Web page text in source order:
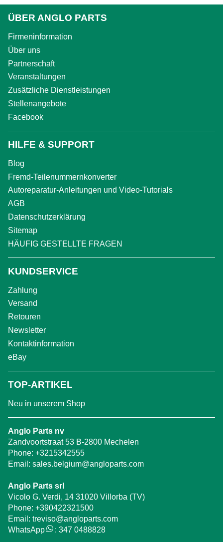
ÜBER ANGLO PARTS
Firmeninformation
Über uns
Partnerschaft
Veranstaltungen
Zusätzliche Dienstleistungen
Stellenangebote
Facebook
HILFE & SUPPORT
Blog
Fremd-Teilenummernkonverter
Autoreparatur-Anleitungen und Video-Tutorials
AGB
Datenschutzerklärung
Sitemap
HÄUFIG GESTELLTE FRAGEN
KUNDSERVICE
Zahlung
Versand
Retouren
Newsletter
Kontaktinformation
eBay
TOP-ARTIKEL
Neu in unserem Shop
Anglo Parts nv
Zandvoortstraat 53 B-2800 Mechelen
Phone: +3215342555
Email: sales.belgium@angloparts.com
Anglo Parts srl
Vicolo G. Verdi, 14 31020 Villorba (TV)
Phone: +390422321500
Email: treviso@angloparts.com
WhatsApp
: 347 0488828